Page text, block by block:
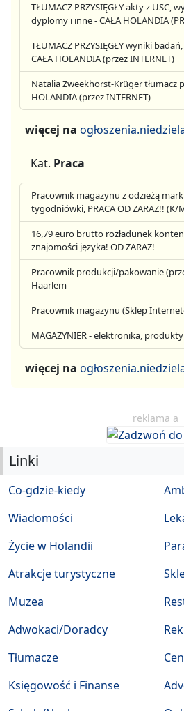
TŁUMACZ PRZYSIĘGŁY akty z USC,
dyplomy i inne - CAŁA HOLANDIA
TŁUMACZ PRZYSIĘGŁY wyniki
CAŁA HOLANDIA (przez INTERNET)
Natalia Zweekhorst-Krüger tłumacz
HOLANDIA (przez INTERNET)
więcej na
Kat. Praca
Pracownik magazynu z odzieżą
tygodniówki, PRACA OD ZARAZ!! (K/
16,79 euro brutto rozładunek
znajomości języka! OD ZARAZ!
Pracownik produkcji/pakowanie
Haarlem
Pracownik magazynu (Sklep
MAGAZYNIER - elektronika,
więcej na
reklama a
Linki
Co-gdzie-kiedy
Wiadomości
Życie w Holandii
Atrakcje turystyczne
Muzea
Adwokaci/Doradcy
Tłumacze
Księgowość i Finanse